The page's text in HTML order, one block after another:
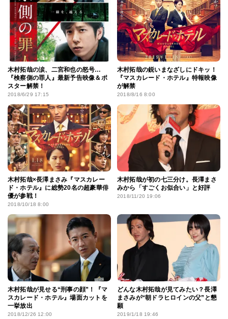
木村拓哉の涙、二宮和也の怒号…
『検察側の罪人』最新予告映像＆ポ
スター解禁！
2018/6/29 17:15
木村拓哉の鋭いまなざしにドキッ！
『マスカレード・ホテル』特報映像
が解禁
2018/8/16 8:00
木村拓哉×長澤まさみ『マスカレー
ド・ホテル』に総勢20名の超豪華俳
優が参戦！
2018/10/18 8:00
木村拓哉が初の七三分け。長澤まさ
みから「すごくお似合い」と好評
2018/11/20 19:06
木村拓哉が見せる“刑事の顔”！『マ
スカレード・ホテル』場面カットを
一挙放出
2018/12/26 12:00
どんな木村拓哉が見てみたい？長澤
まさみが“朝ドラヒロインの父”と懇
願
2019/1/18 19:46